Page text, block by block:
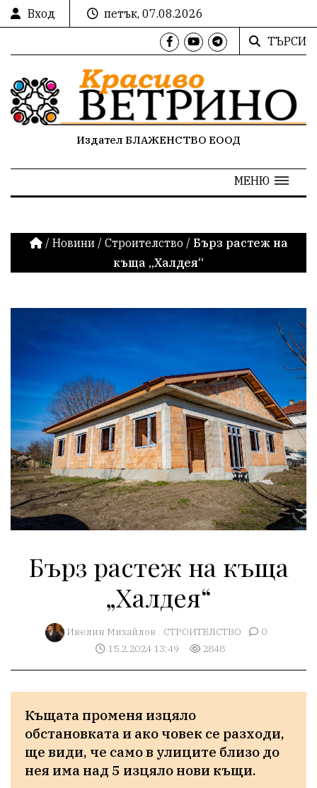
Вход
петък, 07.08.2026
ТЪРСИ
Издател БЛАЖЕНСТВО ЕООД
МЕНЮ
/ Новини / Строителство / Бърз растеж на
къща „Халдея“
Бърз растеж на къща
„Халдея“
Ивелин Михайлов СТРОИТЕЛСТВО
0
15.2.2024 13:49
2848
Къщата променя изцяло
обстановката и ако човек се разходи,
ще види, че само в улиците близо до
нея има над 5 изцяло нови къщи.